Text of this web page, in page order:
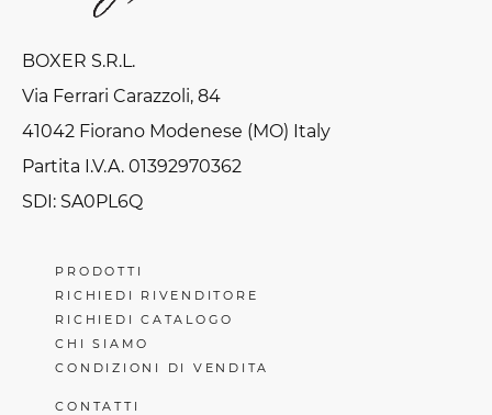
BOXER S.R.L.
Via Ferrari Carazzoli, 84
41042 Fiorano Modenese (MO) Italy
Partita I.V.A. 01392970362
SDI: SA0PL6Q
PRODOTTI
RICHIEDI RIVENDITORE
RICHIEDI CATALOGO
CHI SIAMO
CONDIZIONI DI VENDITA
CONTATTI